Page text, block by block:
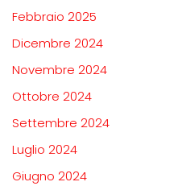
Febbraio 2025
Dicembre 2024
Novembre 2024
Ottobre 2024
Settembre 2024
Luglio 2024
Giugno 2024